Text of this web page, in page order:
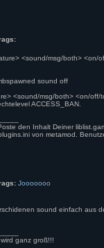
<sound/msg/both> <on/
sound off
<sound/msg/both> <on/
ACCESS_BAN.
den Inhalt Deiner
von metamod.
Jooooooo
sound einfach aus
ganz groß!!!